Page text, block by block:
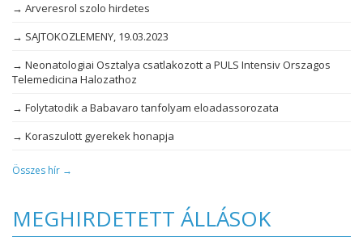
→ Arveresrol szolo hirdetes
→ SAJTOKOZLEMENY, 19.03.2023
→ Neonatologiai Osztalya csatlakozott a PULS Intensiv Orszagos
Telemedicina Halozathoz
→ Folytatodik a Babavaro tanfolyam eloadassorozata
→ Koraszulott gyerekek honapja
Összes hír →
MEGHIRDETETT ÁLLÁSOK